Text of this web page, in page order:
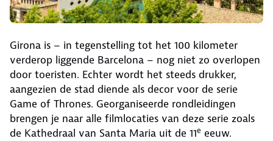
Girona is – in tegenstelling tot het 100 kilometer
verderop liggende Barcelona – nog niet zo overlopen
door toeristen. Echter wordt het steeds drukker,
aangezien de stad diende als decor voor de serie
Game of Thrones. Georganiseerde rondleidingen
brengen je naar alle filmlocaties van deze serie zoals
de Kathedraal van Santa Maria uit de 11e eeuw.